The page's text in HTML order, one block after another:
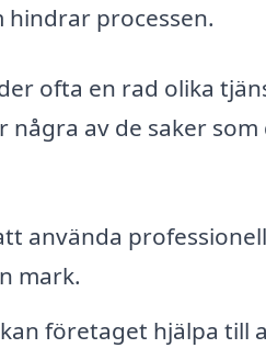
processen.
ofta en rad olika
av de saker
använda
mark.
företaget hjälpa till